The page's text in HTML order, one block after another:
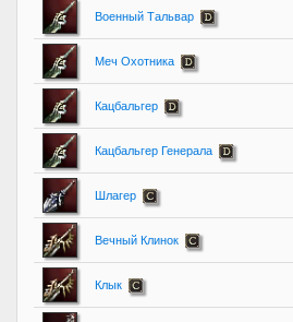
Военный Тальвар
Меч Охотника
Кацбальгер
Кацбальгер Генерала
Шлагер
Вечный Клинок
Клык